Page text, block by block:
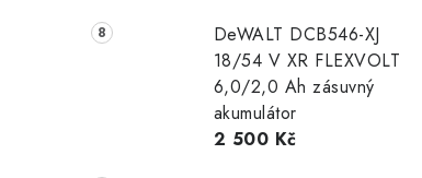
DeWALT DCB546-XJ
18/54 V XR FLEXVOLT
6,0/2,0 Ah zásuvný
akumulátor
2 500 Kč